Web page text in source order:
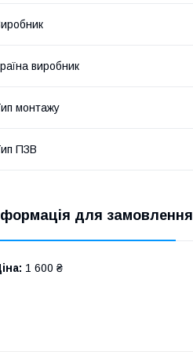
виробник
монтажу
ПЗВ
для замовлення
1 600 ₴